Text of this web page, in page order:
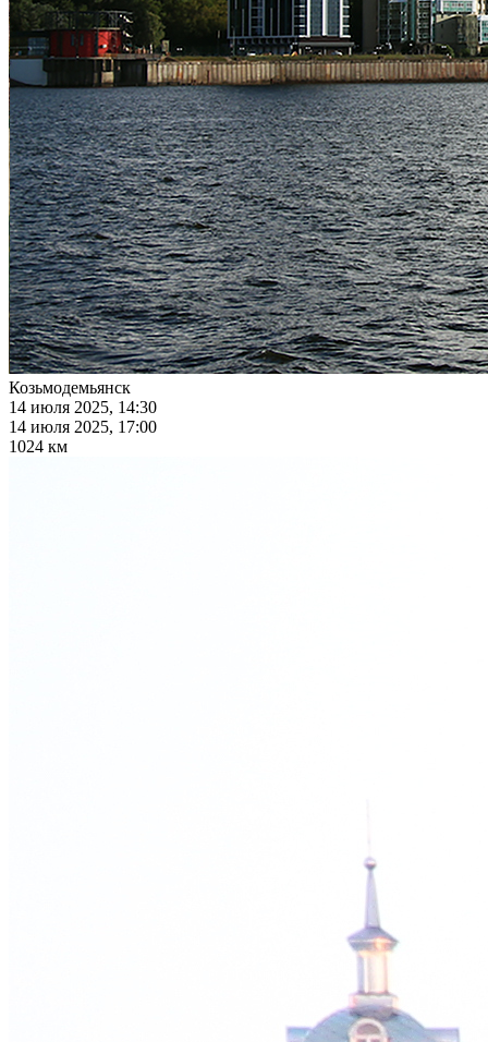
Козьмодемьянск
14 июля 2025, 14:30
14 июля 2025, 17:00
1024 км